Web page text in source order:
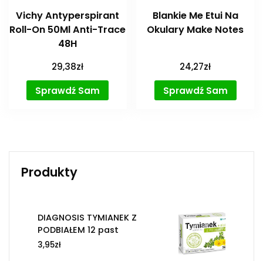
Vichy Antyperspirant
Roll-On 50Ml Anti-Trace
48H
29,38zł
Sprawdź Sam
Blankie Me Etui Na
Okulary Make Notes
24,27zł
Sprawdź Sam
Produkty
DIAGNOSIS TYMIANEK Z
PODBIAŁEM 12 past
3,95zł